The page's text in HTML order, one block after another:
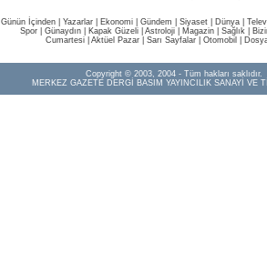
Günün İçinden Yazarlar Ekonomi Gündem Siyaset Dünya |
Spor
Günaydın Kapak Güzeli Astroloji Magazin Sağlık
Cumartesi| Aktüel Pazar| Sarı Sayfalar| Otomobil
Copyright © 2003, 2004 - Tüm hakları saklıdır.
MERKEZ GAZETE DERGİ BASIM YAYINCILIK SANAYİ VE